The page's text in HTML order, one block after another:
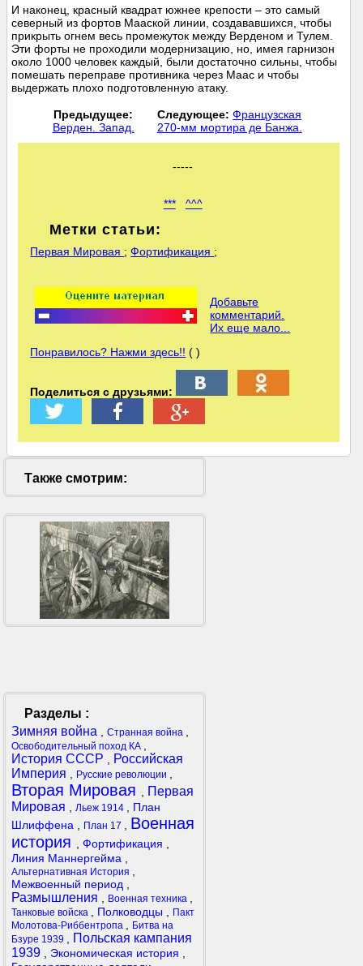
И наконец, красный квадрат южнее крепости – это самый
северный из фортов Мааской линии, создававшихся, чтобы
прикрыть огнем весь промежуток между Верденом и Тулем.
Эти форты не проходили модернизацию, но, имея гарнизон
около 1000 человек каждый, были достаточно сильны, чтобы
помешать переправе противника через Маас и чтобы
выдержать плохо подготовленную атаку.
Предыдущее:
Верден. Запад.
Следующее: Французская
270-мм мортира де Банжа.
-----
*** ^^^
Метки статьи:
Первая Мировая ;Фортификация ;
Добавьте
комментарий.
Их еще мало...
Понравилось? Нажми здесь!! ( )
Поделиться с друзьями:
Также смотрим:
Разделы :
Зимняя война , Странная война ,
Освободительный поход КА ,
История СССР , Российская
Империя , Русские революции ,
Вторая Мировая , Первая
Мировая , Льеж 1914 , План
Шлиффена , План 17 , Военная
история , Фортификация ,
Линия Маннергейма ,
Альтернативная История ,
Межвоенный период ,
Размышления , Военная техника ,
Танковые войска , Полководцы , Пакт
Молотова-Риббентропа , Битва на
Бзуре 1939 , Польская кампания
1939 , Экономическая история ,